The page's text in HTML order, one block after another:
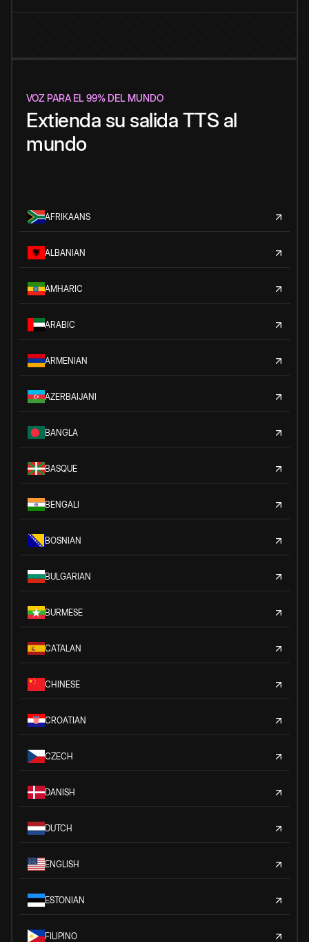
VOZ PARA EL 99% DEL MUNDO
Extienda su salida TTS al
mundo
AFRIKAANS
ALBANIAN
AMHARIC
ARABIC
ARMENIAN
AZERBAIJANI
BANGLA
BASQUE
BENGALI
BOSNIAN
BULGARIAN
BURMESE
CATALAN
CHINESE
CROATIAN
CZECH
DANISH
DUTCH
ENGLISH
ESTONIAN
FILIPINO